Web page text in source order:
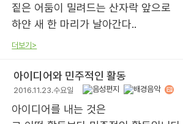
짙은 어둠이 밀려드는 산자락 앞으로
하얀 새 한 마리가 날아간다..
더보기>
아이디어와 민주적인 활동
2016.11.23.수요일
아이디어를 내는 것은